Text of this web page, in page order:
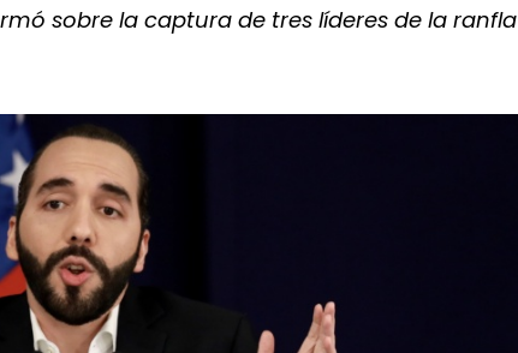
sobre la captura de tres líderes de la ranfla